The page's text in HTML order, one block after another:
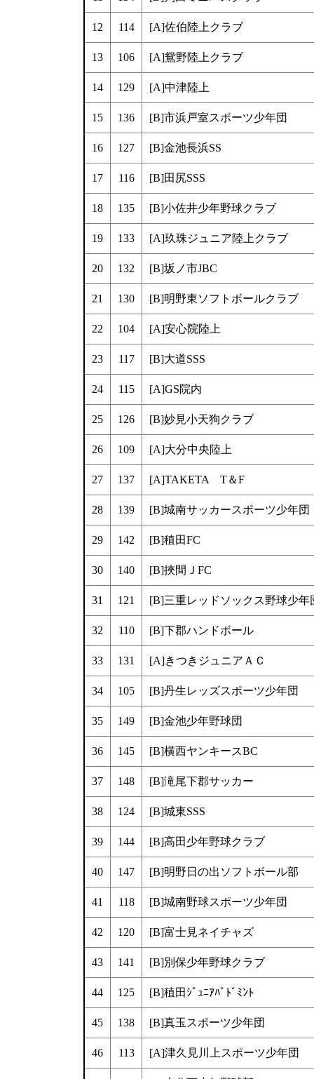
12 114 [A]佐伯陸上クラブ
13 106 [A]鴛野陸上クラブ
14 129 [A]中津陸上
15 136 [B]市浜戸室スポーツ少年団
16 127 [B]金池長浜SS
17 116 [B]田尻SSS
18 135 [B]小佐井少年野球クラブ
19 133 [A]玖珠ジュニア陸上クラブ
20 132 [B]坂ノ市JBC
21 130 [B]明野東ソフトボールクラブ
22 104 [A]安心院陸上
23 117 [B]大道SSS
24 115 [A]GS院内
25 126 [B]妙見小天狗クラブ
26 109 [A]大分中央陸上
27 137 [A]TAKETA T＆F
28 139 [B]城南サッカースポーツ少年団
29 142 [B]稙田FC
30 140 [B]挾間ＪFC
31 121 [B]三重レッドソックス野球少年
32 110 [B]下郡ハンドボール
33 131 [A]きつきジュニアＡＣ
34 105 [B]丹生レッズスポーツ少年団
35 149 [B]金池少年野球団
36 145 [B]横西ヤンキースBC
37 148 [B]滝尾下郡サッカー
38 124 [B]城東SSS
39 144 [B]高田少年野球クラブ
40 147 [B]明野日の出ソフトボール部
41 118 [B]城南野球スポーツ少年団
42 120 [B]富士見ネイチャズ
43 141 [B]別保少年野球クラブ
44 125 [B]稙田ｼﾞｭﾆｱﾊﾞﾄﾞﾐﾝﾄ
45 138 [B]真玉スポーツ少年団
46 113 [A]津久見川上スポーツ少年団